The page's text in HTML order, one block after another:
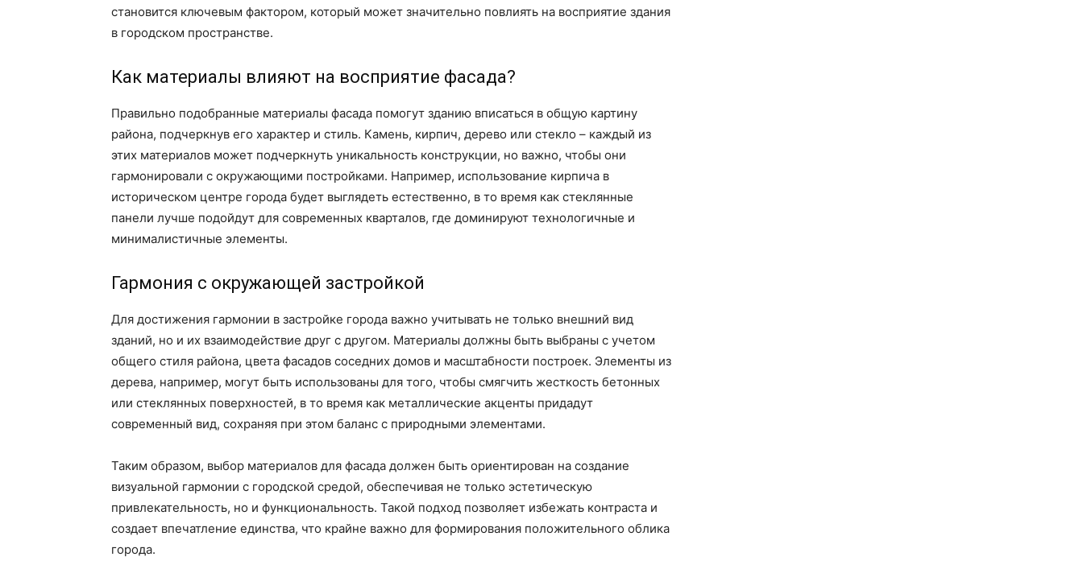
становится ключевым фактором, который может значительно повлиять на восприятие здания
в городском пространстве.
Как материалы влияют на восприятие фасада?
Правильно подобранные материалы фасада помогут зданию вписаться в общую картину
района, подчеркнув его характер и стиль. Камень, кирпич, дерево или стекло – каждый из
этих материалов может подчеркнуть уникальность конструкции, но важно, чтобы они
гармонировали с окружающими постройками. Например, использование кирпича в
историческом центре города будет выглядеть естественно, в то время как стеклянные
панели лучше подойдут для современных кварталов, где доминируют технологичные и
минималистичные элементы.
Гармония с окружающей застройкой
Для достижения гармонии в застройке города важно учитывать не только внешний вид
зданий, но и их взаимодействие друг с другом. Материалы должны быть выбраны с учетом
общего стиля района, цвета фасадов соседних домов и масштабности построек. Элементы из
дерева, например, могут быть использованы для того, чтобы смягчить жесткость бетонных
или стеклянных поверхностей, в то время как металлические акценты придадут
современный вид, сохраняя при этом баланс с природными элементами.
Таким образом, выбор материалов для фасада должен быть ориентирован на создание
визуальной гармонии с городской средой, обеспечивая не только эстетическую
привлекательность, но и функциональность. Такой подход позволяет избежать контраста и
создает впечатление единства, что крайне важно для формирования положительного облика
города.